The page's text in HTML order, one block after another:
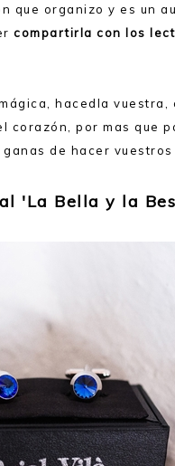
que organizo y es un
compartirla con los
hacedla
por mas que
de hacer
'La Bella y la